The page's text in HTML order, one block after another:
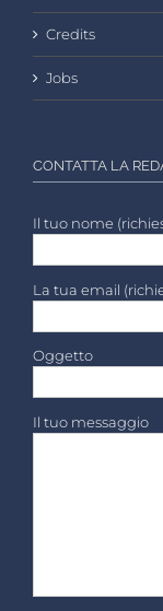
Credits
Jobs
CONTATTA LA
Il tuo nome
La tua email
Oggetto
Il tuo messaggio